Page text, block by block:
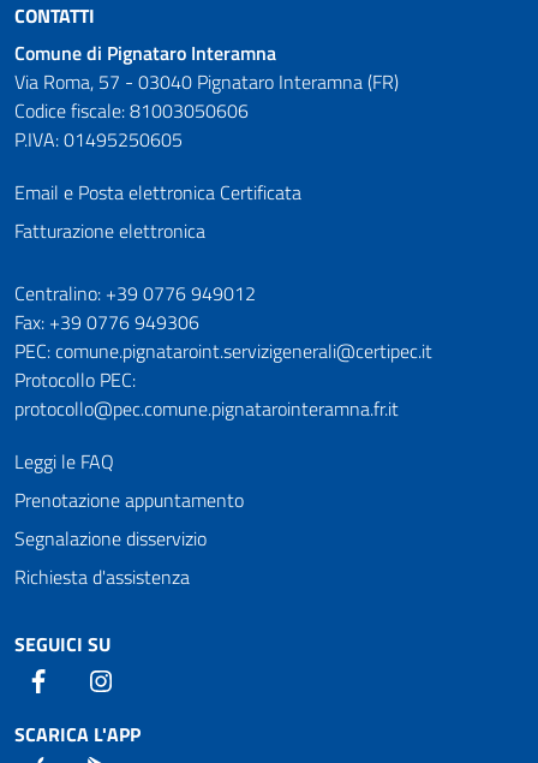
CONTATTI
Comune di Pignataro Interamna
Via Roma, 57 - 03040 Pignataro Interamna (FR)
Codice fiscale: 81003050606
P.IVA: 01495250605
Email e Posta elettronica Certificata
Fatturazione elettronica
Numeri utili
Centralino: +39 0776 949012
Fax: +39 0776 949306
PEC: comune.pignataroint.servizigenerali@certipec.it
Protocollo PEC:
protocollo@pec.comune.pignatarointeramna.fr.it
Leggi le FAQ
Prenotazione appuntamento
Segnalazione disservizio
Richiesta d'assistenza
SEGUICI SU
Facebook
SCARICA L'APP